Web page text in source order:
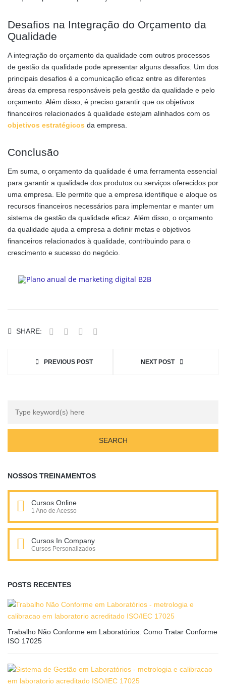
Desafios na Integração do Orçamento da
Qualidade
A integração do orçamento da qualidade com outros processos
de gestão da qualidade pode apresentar alguns desafios. Um dos
principais desafios é a comunicação eficaz entre as diferentes
áreas da empresa responsáveis pela gestão da qualidade e pelo
orçamento. Além disso, é preciso garantir que os objetivos
financeiros relacionados à qualidade estejam alinhados com os
objetivos estratégicos da empresa.
Conclusão
Em suma, o orçamento da qualidade é uma ferramenta essencial
para garantir a qualidade dos produtos ou serviços oferecidos por
uma empresa. Ele permite que a empresa identifique e aloque os
recursos financeiros necessários para implementar e manter um
sistema de gestão da qualidade eficaz. Além disso, o orçamento
da qualidade ajuda a empresa a definir metas e objetivos
financeiros relacionados à qualidade, contribuindo para o
crescimento e sucesso do negócio.
SHARE:
PREVIOUS POST NEXT POST
NOSSOS TREINAMENTOS
Cursos Online
1 Ano de Acesso
Cursos In Company
Cursos Personalizados
POSTS RECENTES
Trabalho Não Conforme em Laboratórios: Como Tratar Conforme
ISO 17025